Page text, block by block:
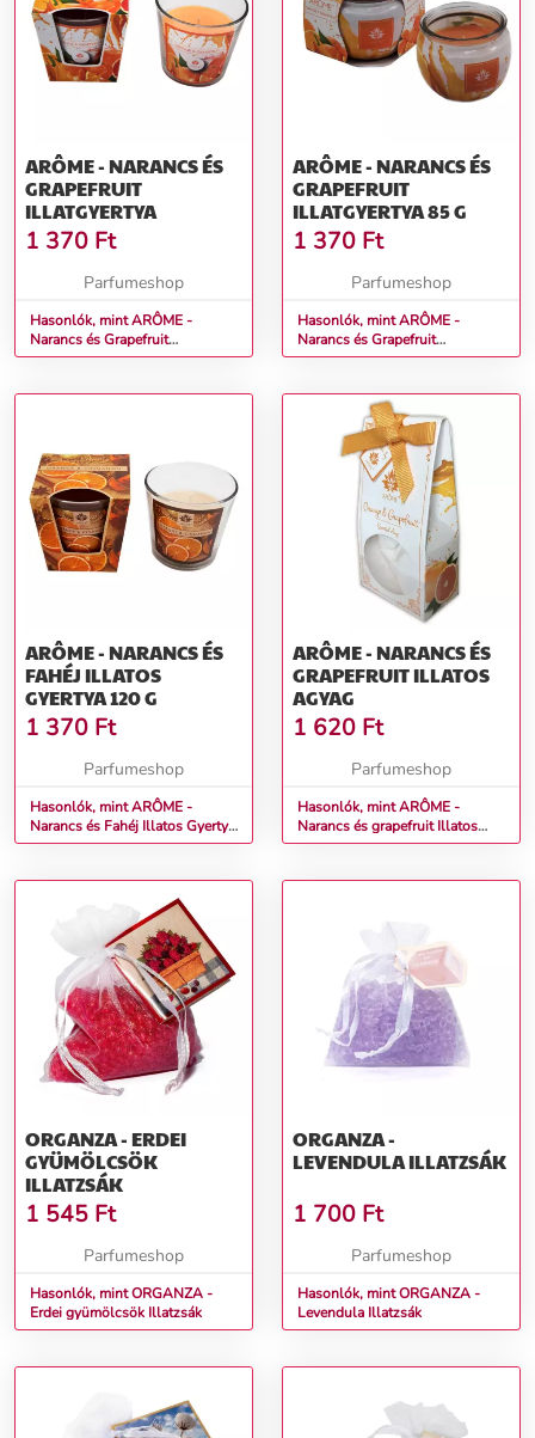
ARÔME - NARANCS ÉS
GRAPEFRUIT
ILLATGYERTYA
1 370 Ft
Parfumeshop
Hasonlók, mint ARÔME -
Narancs és Grapefruit
illatgyertya
ARÔME - NARANCS ÉS
GRAPEFRUIT
ILLATGYERTYA 85 G
1 370 Ft
Parfumeshop
Hasonlók, mint ARÔME -
Narancs és Grapefruit
Illatgyertya 85 g
ARÔME - NARANCS ÉS
FAHÉJ ILLATOS
GYERTYA 120 G
1 370 Ft
Parfumeshop
Hasonlók, mint ARÔME -
Narancs és Fahéj Illatos Gyertya
120 g
ARÔME - NARANCS ÉS
GRAPEFRUIT ILLATOS
AGYAG
1 620 Ft
Parfumeshop
Hasonlók, mint ARÔME -
Narancs és grapefruit Illatos
agyag
ORGANZA - ERDEI
GYÜMÖLCSÖK
ILLATZSÁK
1 545 Ft
Parfumeshop
Hasonlók, mint ORGANZA -
Erdei gyümölcsök Illatzsák
ORGANZA -
LEVENDULA ILLATZSÁK
1 700 Ft
Parfumeshop
Hasonlók, mint ORGANZA -
Levendula Illatzsák